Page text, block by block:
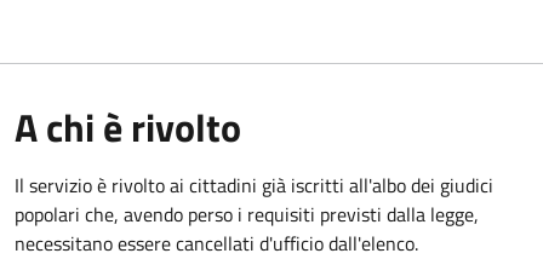
A chi è rivolto
Il servizio è rivolto ai cittadini già iscritti all'albo dei giudici
popolari che, avendo perso i requisiti previsti dalla legge,
necessitano essere cancellati d'ufficio dall'elenco.